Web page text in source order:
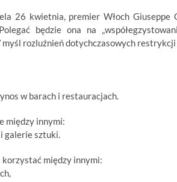
26 kwietnia, premier Włoch Giuseppe
będzie ona na
myśl rozluźnień dotychczasowych
w barach i restauracjach.
między innymi:
galerie sztuki.
korzystać między innymi: